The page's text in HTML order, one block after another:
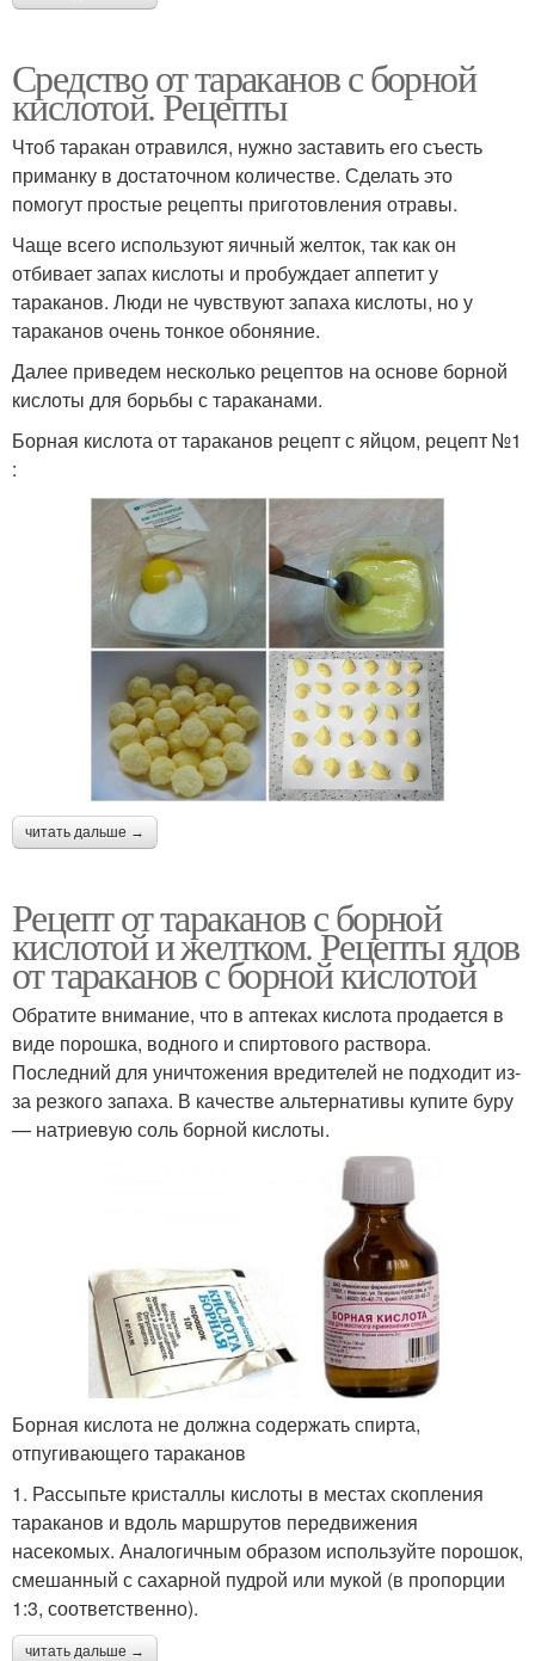
Средство от тараканов с борной
кислотой. Рецепты
Чтоб таракан отравился, нужно заставить его съесть
приманку в достаточном количестве. Сделать это
помогут простые рецепты приготовления отравы.
Чаще всего используют яичный желток, так как он
отбивает запах кислоты и пробуждает аппетит у
тараканов. Люди не чувствуют запаха кислоты, но у
тараканов очень тонкое обоняние.
Далее приведем несколько рецептов на основе борной
кислоты для борьбы с тараканами.
Борная кислота от тараканов рецепт с яйцом, рецепт №1
:
читать дальше →
Рецепт от тараканов с борной
кислотой и желтком. Рецепты ядов
от тараканов с борной кислотой
Обратите внимание, что в аптеках кислота продается в
виде порошка, водного и спиртового раствора.
Последний для уничтожения вредителей не подходит из-
за резкого запаха. В качестве альтернативы купите буру
— натриевую соль борной кислоты.
Борная кислота не должна содержать спирта,
отпугивающего тараканов
1. Рассыпьте кристаллы кислоты в местах скопления
тараканов и вдоль маршрутов передвижения
насекомых. Аналогичным образом используйте порошок,
смешанный с сахарной пудрой или мукой (в пропорции
1:3, соответственно).
читать дальше →